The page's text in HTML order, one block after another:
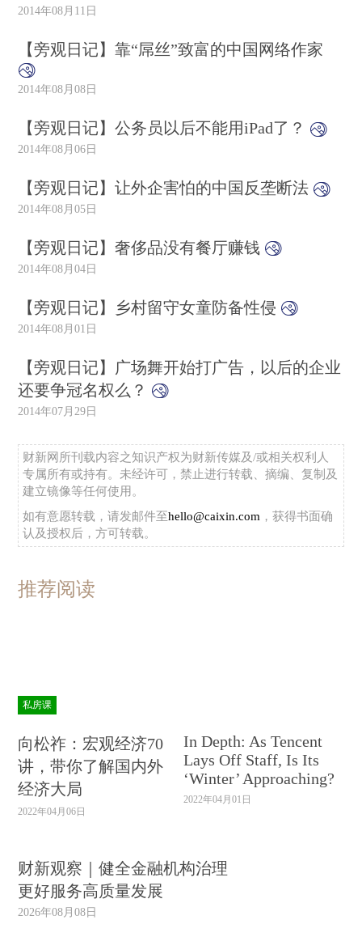
2014年08月11日
【旁观日记】靠“屌丝”致富的中国网络作家
2014年08月08日
【旁观日记】公务员以后不能用iPad了？
2014年08月06日
【旁观日记】让外企害怕的中国反垄断法
2014年08月05日
【旁观日记】奢侈品没有餐厅赚钱
2014年08月04日
【旁观日记】乡村留守女童防备性侵
2014年08月01日
【旁观日记】广场舞开始打广告，以后的企业
还要争冠名权么？
2014年07月29日
财新网所刊载内容之知识产权为财新传媒及/或相关权利人
专属所有或持有。未经许可，禁止进行转载、摘编、复制及
建立镜像等任何使用。
如有意愿转载，请发邮件至hello@caixin.com ，获得书面确
认及授权后，方可转载。
推荐阅读
私房课
向松祚：宏观经济70
讲，带你了解国内外
经济大局
2022年04月06日
In Depth: As Tencent
Lays Off Staff, Is Its
‘Winter’ Approaching?
2022年04月01日
财新观察｜健全金融机构治理
更好服务高质量发展
2026年08月08日